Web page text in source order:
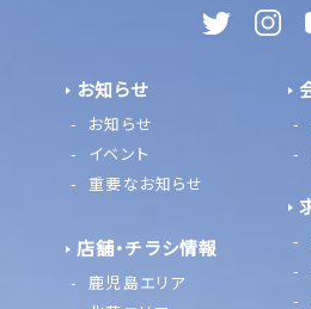
お知らせ
お知らせ
イベント
重要なお知らせ
店舗・チラシ情報
鹿児島エリア